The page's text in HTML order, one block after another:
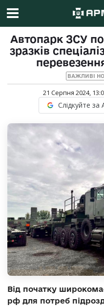
Автопарк ЗСУ
зразків
ВАЖЛИВІ
21 Серпня 2024,
Слідкуйте
Від початку
рф для потреб